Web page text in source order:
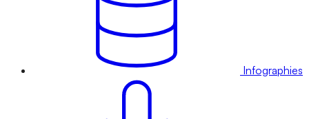
Infographies